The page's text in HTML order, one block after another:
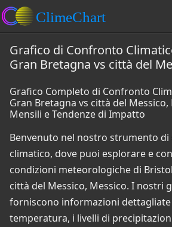
Grafico di Confronto
Gran Bretagna vs città del
Grafico Completo di Confronto
Gran Bretagna vs città del
Mensili e Tendenze di Impatto
Benvenuto nel nostro strumento
climatico, dove puoi esplorare e
condizioni meteorologiche di
città del Messico, Messico. I nostri
forniscono informazioni dettagliate
temperatura, i livelli di